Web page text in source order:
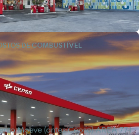
DE COMBUSTÍVEL
Moeve (antes Cepsa) AREA 77-I